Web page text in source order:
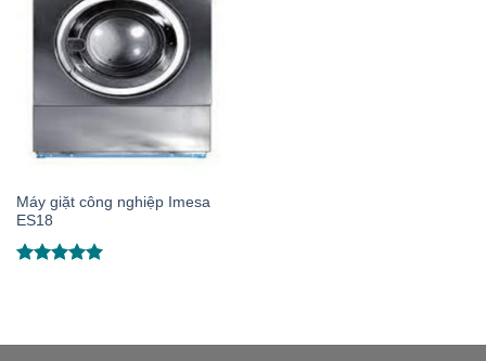
Máy giặt công nghiệp Imesa
ES18